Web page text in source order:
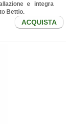
e integra
Bettio.
ACQUISTA